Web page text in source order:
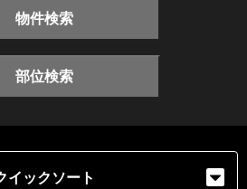
物件検索
部位検索
イックソート